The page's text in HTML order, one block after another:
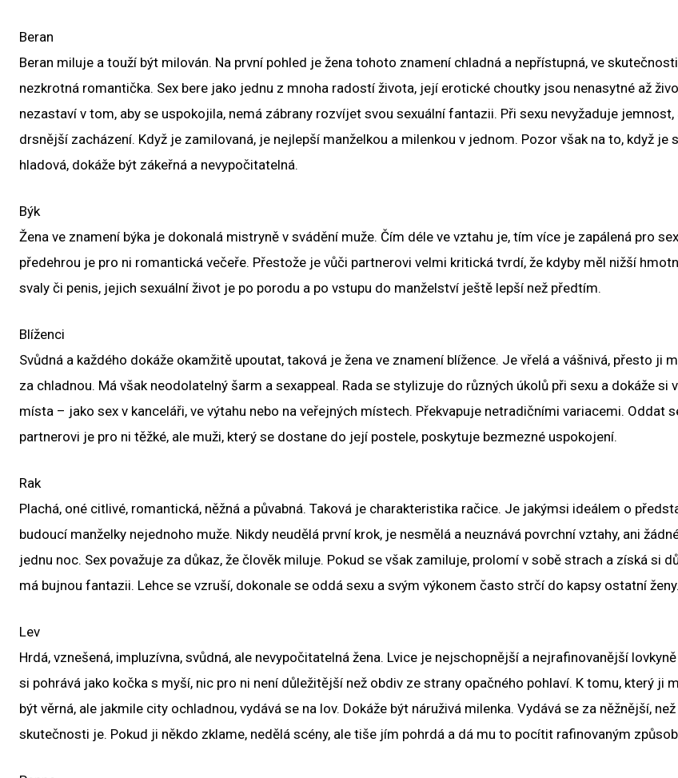
Beran
Beran miluje a touží být milován. Na první pohled je žena tohoto znamení chladná a nepřístupná, ve
nezkrotná romantička. Sex bere jako jednu z mnoha radostí života, její erotické choutky jsou nenasytné až
nezastaví v tom, aby se uspokojila, nemá zábrany rozvíjet svou sexuální fantazii. Při sexu nevyžaduje jemnost,
drsnější zacházení. Když je zamilovaná, je nejlepší manželkou a milenkou v jednom. Pozor však na to, když je
hladová, dokáže být zákeřná a nevypočitatelná.
Býk
Žena ve znamení býka je dokonalá mistryně v svádění muže. Čím déle ve vztahu je, tím více je zapálená pro
předehrou je pro ni romantická večeře. Přestože je vůči partnerovi velmi kritická tvrdí, že kdyby měl nižší
svaly či penis, jejich sexuální život je po porodu a po vstupu do manželství ještě lepší než předtím.
Blíženci
Svůdná a každého dokáže okamžitě upoutat, taková je žena ve znamení blížence. Je vřelá a vášnivá, přesto ji
za chladnou. Má však neodolatelný šarm a sexappeal. Rada se stylizuje do různých úkolů při sexu a dokáže si
místa – jako sex v kanceláři, ve výtahu nebo na veřejných místech. Překvapuje netradičními variacemi. Oddat
partnerovi je pro ni těžké, ale muži, který se dostane do její postele, poskytuje bezmezné uspokojení.
Rak
Plachá, oné citlivé, romantická, něžná a půvabná. Taková je charakteristika račice. Je jakýmsi ideálem o
budoucí manželky nejednoho muže. Nikdy neudělá první krok, je nesmělá a neuznává povrchní vztahy, ani
jednu noc. Sex považuje za důkaz, že člověk miluje. Pokud se však zamiluje, prolomí v sobě strach a získá si
má bujnou fantazii. Lehce se vzruší, dokonale se oddá sexu a svým výkonem často strčí do kapsy ostatní ženy.
Lev
Hrdá, vznešená, impluzívna, svůdná, ale nevypočitatelná žena. Lvice je nejschopnější a nejrafinovanější
si pohrává jako kočka s myší, nic pro ni není důležitější než obdiv ze strany opačného pohlaví. K tomu, který ji
být věrná, ale jakmile city ochladnou, vydává se na lov. Dokáže být náruživá milenka. Vydává se za něžnější, než
skutečnosti je. Pokud ji někdo zklame, nedělá scény, ale tiše jím pohrdá a dá mu to pocítit rafinovaným